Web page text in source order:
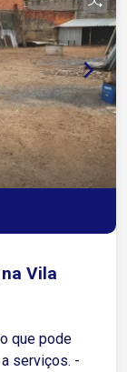
Vila
que pode
serviços. -